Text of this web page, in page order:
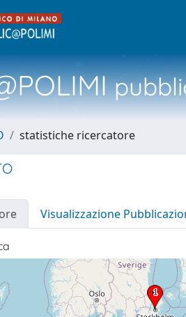
statistiche ricercatore
Visualizzazione